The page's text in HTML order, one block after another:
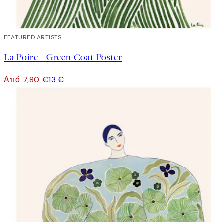
40%*
FEATURED ARTISTS
La Poire - Green Coat Poster
Από 7,80 €13 €